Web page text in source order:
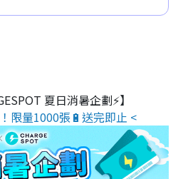
夏日消暑企劃⚡】
限量1000張🔋送完即止 <